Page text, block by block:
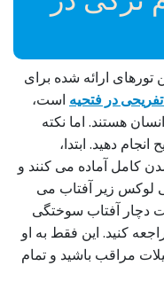
ارائه شده برای
در فتحیه است،
هستند. اما نکته
دهید. ابتدا،
کامل آماده می کنند و
لوکس زیر آفتاب می
دچار آفتاب سوختگی
کنید. این فقط به او
مراقب باشید و تمام